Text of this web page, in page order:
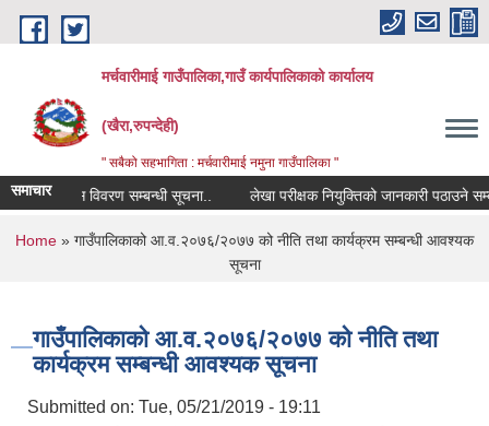
Skip to main content
मर्चवारीमाई गाउँपालिका,गाउँ कार्यपालिकाको कार्यालय
(खैरा,रुपन्देही)
" सबैको सहभागिता : मर्चवारीमाई नमुना गाउँपालिका "
समाचार
कोपोमिस विवरण सम्बन्धी सूचना.. लेखा परीक्षक नियुक्तिको जानकारी पठाउने
You are here
Home » गाउँपालिकाको आ.व.२०७६/२०७७ को नीति तथा कार्यक्रम सम्बन्धी आवश्यक
सूचना
गाउँपालिकाको आ.व.२०७६/२०७७ को नीति तथा
कार्यक्रम सम्बन्धी आवश्यक सूचना
Submitted on: Tue, 05/21/2019 - 19:11